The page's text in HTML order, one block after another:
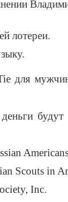
лотереи.
для
будут
Scouts in
Inc.